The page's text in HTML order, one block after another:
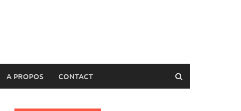
A PROPOS CONTACT